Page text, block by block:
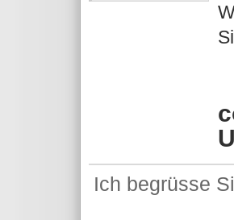
Ich begrüsse